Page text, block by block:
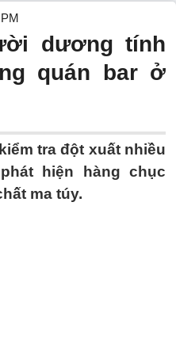
dương tính
quán bar ở
tra đột xuất nhiều
hiện hàng chục
ma túy.